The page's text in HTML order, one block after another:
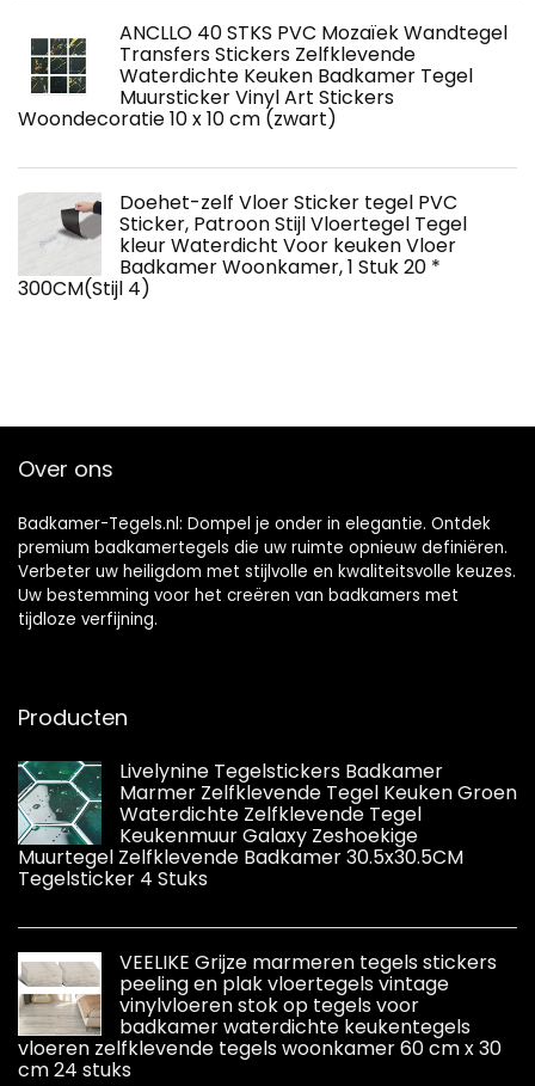
ANCLLO 40 STKS PVC Mozaïek Wandtegel
Transfers Stickers Zelfklevende
Waterdichte Keuken Badkamer Tegel
Muursticker Vinyl Art Stickers
Woondecoratie 10 x 10 cm (zwart)
Doehet-zelf Vloer Sticker tegel PVC
Sticker, Patroon Stijl Vloertegel Tegel
kleur Waterdicht Voor keuken Vloer
Badkamer Woonkamer, 1 Stuk 20 *
300CM(Stijl 4)
Over ons
Badkamer-Tegels.nl: Dompel je onder in elegantie. Ontdek
premium badkamertegels die uw ruimte opnieuw definiëren.
Verbeter uw heiligdom met stijlvolle en kwaliteitsvolle keuzes.
Uw bestemming voor het creëren van badkamers met
tijdloze verfijning.
Producten
Livelynine Tegelstickers Badkamer
Marmer Zelfklevende Tegel Keuken Groen
Waterdichte Zelfklevende Tegel
Keukenmuur Galaxy Zeshoekige
Muurtegel Zelfklevende Badkamer 30.5x30.5CM
Tegelsticker 4 Stuks
VEELIKE Grijze marmeren tegels stickers
peeling en plak vloertegels vintage
vinylvloeren stok op tegels voor
badkamer waterdichte keukentegels
vloeren zelfklevende tegels woonkamer 60 cm x 30
cm 24 stuks